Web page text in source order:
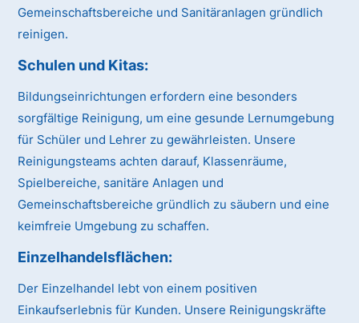
Gemeinschaftsbereiche und Sanitäranlagen gründlich
reinigen.
Schulen und Kitas:
Bildungseinrichtungen erfordern eine besonders
sorgfältige Reinigung, um eine gesunde Lernumgebung
für Schüler und Lehrer zu gewährleisten. Unsere
Reinigungsteams achten darauf, Klassenräume,
Spielbereiche, sanitäre Anlagen und
Gemeinschaftsbereiche gründlich zu säubern und eine
keimfreie Umgebung zu schaffen.
Einzelhandelsflächen:
Der Einzelhandel lebt von einem positiven
Einkaufserlebnis für Kunden. Unsere Reinigungskräfte